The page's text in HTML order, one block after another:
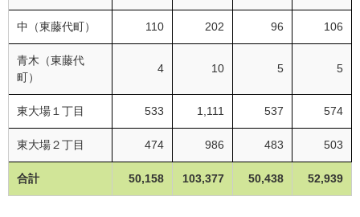
中（東藤代町） 110 202 96 106
青木（東藤代
町）
4 10 5 5
東大場１丁目 533 1,111 537 574
東大場２丁目 474 986 483 503
合計 50,158 103,377 50,438 52,939